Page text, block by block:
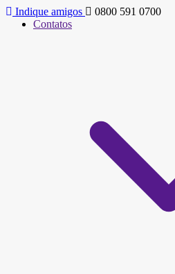
Indique amigos
0800 591 0700
Contatos